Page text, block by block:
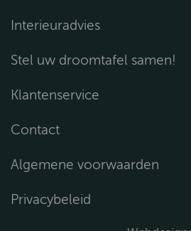
Interieuradvies
Stel uw droomtafel samen!
Klantenservice
Contact
Algemene voorwaarden
Privacybeleid